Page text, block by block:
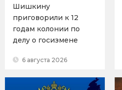
Шишкину
приговорили к 12
годам колонии по
делу о госизмене
6 августа 2026